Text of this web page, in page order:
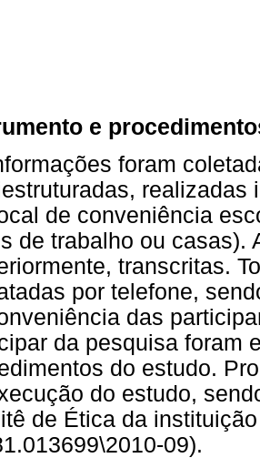
e
foram
realizadas
de conveniência
de trabalho ou
transcritas.
por telefone,
das
da pesquisa foram
do estudo.
do estudo,
de Ética da
09).